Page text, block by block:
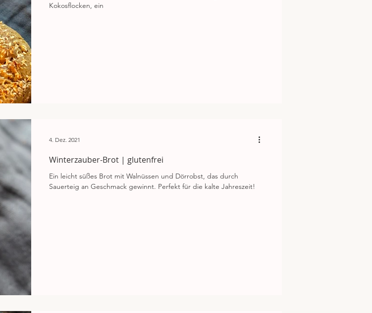
Kokosflocken, ein
Winterzauber-Brot | glutenfrei
Ein leicht süßes Brot mit Walnüssen und Dörrobst, das durch
Sauerteig an Geschmack gewinnt. Perfekt für die kalte Jahreszeit!
4. Dez. 2021